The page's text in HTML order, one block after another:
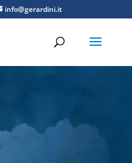
info@gerardini.it